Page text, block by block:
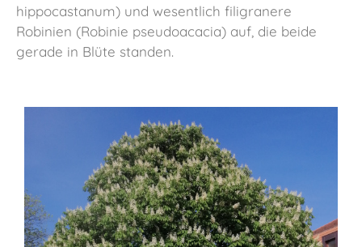
hippocastanum) und wesentlich filigranere
Robinien (Robinie pseudoacacia) auf, die beide
gerade in Blüte standen.